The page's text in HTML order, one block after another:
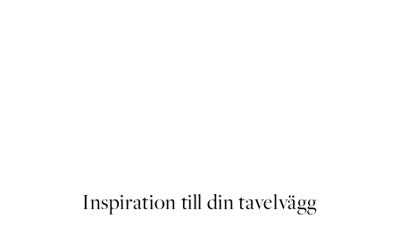
Inspiration till din tavelvägg